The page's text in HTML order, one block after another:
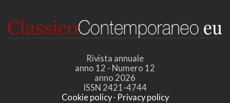
Rivista annuale
anno 12 - Numero 12
anno 2026
ISSN 2421-4744
Cookie policy· Privacy policy